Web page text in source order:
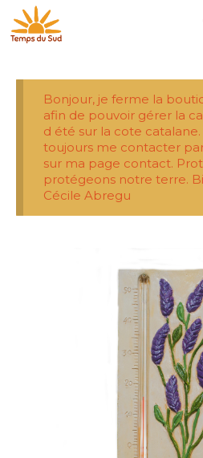
Bonjour, je ferme la
afin de pouvoir gérer la
d été sur la cote
toujours me contacter
sur ma page contact.
protégeons notre terre.
Cécile Abregu